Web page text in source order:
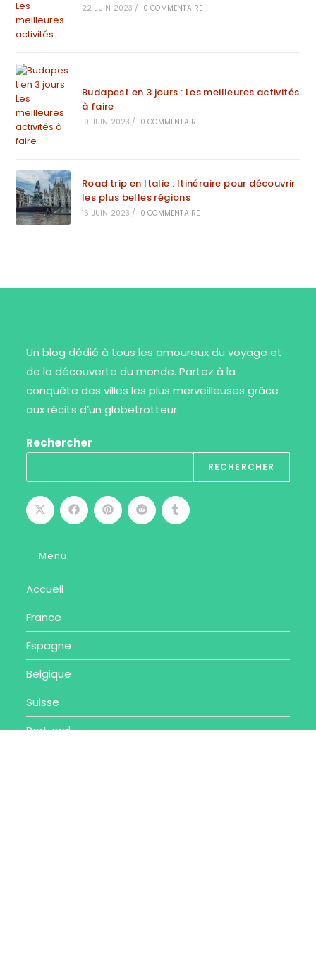
22 JUIN 2023 / 0 COMMENTAIRE
Budapest en 3 jours : Les meilleures activités
à faire
19 JUIN 2023 / 0 COMMENTAIRE
Road trip en Italie : Itinéraire pour découvrir
les plus belles régions
16 JUIN 2023 / 0 COMMENTAIRE
Un blog dédié à tous les amoureux du voyage et
de la découverte du monde. Partez à la
conquête des villes les plus merveilleuses grâce
aux récits d’un globetrotteur.
Rechercher
RECHERCHER
Menu
Accueil
France
Espagne
Belgique
Suisse
Portugal